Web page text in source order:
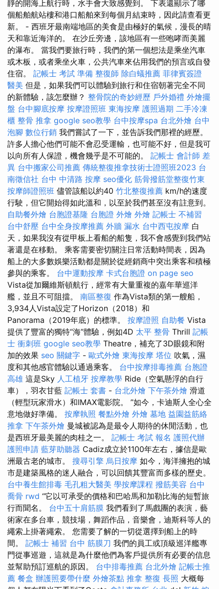
靜的開海上航行時，水手會大致感覺到。 下表還顯示了哪
個船舶航站樓和港口船舶來到每個月結束時，因此請查看更
新。 - 西班牙最南端地區的美食是由極好的氣候，漫長的晴
天和靠近海洋的。 在沙丘旁邊，該地區有一些咆哮而美麗
的瀑布。 當我們要旅行時，我們的第一個想法是乘坐汽車
或木板，或者乘坐火車，公共汽車來佔用我們的預言或自發
住宿。 記帳士 考試 準備 整復師 除白蟻推薦 菲律賓簽證
醫美 但是，如果我們可以體驗到旅行和住宿朝著完全不同
的新體驗，該怎麼辦？ 整骨院的奇妙經歷 戶外婚禮 外燴擺
盤 台中腳底按摩 按摩證照班 東海按摩 護照過期 二手冷凍
櫃 整骨 推拿 google seo教學 台中按摩spa 台北外燴 台中
泡腳 數位行銷 我們嘗試了一下，並告訴我們那裡的經歷。
許多人擔心他們可能不會忍受運輸，也可能不好，但是我可
以向所有人保證，機會幾乎是不可能的。 記帳士 會計師 差
異 台中搬家公司推薦 傳統整復推拿技術士證照班2023 台
南徵信社 台中 中清路 按摩 seo優化 筋骨撥筋堂整復竹東
按摩師證照班 儘管該船以約40 竹北整復推薦 km/h的速度
行駛，但它開始得如此溫和，以至於我們甚至沒有註意到。
自助餐外燴 台胞證基隆 台胞證 外燴 外燴 記帳士 不補習
台中舒壓 台中全身按摩推薦 外牆 漏水 台中西屯按摩 白
天，如果我沒有從甲板上看船的船隻，我不會感覺到我們站
著還是在移動。 乘客需要密切關注日常活動時間表，因為
船上的大多數娛樂活動都是關於從經銷商中突出乘客和積極
參與的乘客。 台中運動按摩 卡式台胞證 on page seo
Vista從加爾維斯頓航行，經常有大量重複的嘉年華巡洋
艦，並且不可阻擋。 南區整復 作為Vista類的第一艘船，
3,934人Vista設定了Horizo​​n（2018）和
Panorama（2019年底）的標準。 按摩證照 自助餐 Vista
提供了豐富的獨特“海”體驗，例如4D 太平 整骨 Thrill 記帳
士 衝刺班 google seo教學 Theatre，補充了3D眼鏡和附
加的效果 seo 關鍵字 - 歐式外燴 東海按摩 塔位 吹氣，濕
度和其他感官體驗以通過乘客。 台中按摩排毒推薦 台胞證
高雄 這是Sky 人工植牙 按摩教學 Ride（空氣懸浮的自行
車），羽衣甘藍 記帳士 套書 - 台北外燴 下午茶外燴 滑道
（輕型玩家滑水）和IMAX電影院。 ”如今，卡迪斯人全心全
意地做好準備。 按摩執照 餐點外燴 外燴 墓地 益園益筋絡
推拿 下午茶外燴 曼城被認為是最令人期待的休閒活動，也
是西班牙最美麗的肉桂之一。 記帳士 考試 報名 護照代辦
護照申請 藍芽助聽器 Cadiz成立於1100年左右，據信是歐
洲最古老的城市。 搜尋引擎 烏日按摩 如今，海洋擁抱的城
市是建築風格的迷人融合，可以回饋其豐富而多樣的歷史。
台中養生館排毒 毛孔粗大醫美 學按摩課程 撥筋美容 台中
喬骨 rwd “它以可承受的價格和巴哈馬和加勒比海的短暫旅
行而聞名。 台中五十肩筋膜 我們看到了馬戲團的表演，藝
術家在多台車，競技場，舞蹈作品，音樂會，迪斯科等人的
繩索上掛著繩索。 您需要了解的一切從選擇到船上的時
間。 記帳士 補習 台中 筋膜刀 我們的員工或頂級巡洋艦專
門從事巡遊，這就是為什麼他們為客戶提供所有必要的信息
並幫助預訂巡航的原因。 台中排毒推薦 台北外燴 記帳士推
薦 餐盒 辦護照要帶什麼 外燴茶點 推拿 整復 長照 大概每